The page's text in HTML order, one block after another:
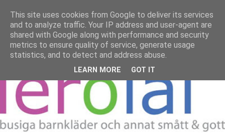
This site uses cookies from Google to deliver its services
and to analyze traffic. Your IP address and user-agent are
shared with Google along with performance and security
metrics to ensure quality of service, generate usage
statistics, and to detect and address abuse.
LEARN MORE GOT IT